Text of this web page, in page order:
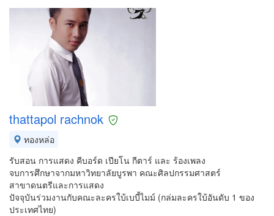
thattapol rachnok
ทองหล่อ
รับสอน การแสดง คีบอร์ด เปียโน กีตาร์ และ ร้องเพลง
จบการศึกษาจากมหาวิทยาลัยบูรพา คณะศิลปกรรมศาสตร์
สาขาดนตรีและการแสดง
ปัจจุบันร่วมงานกับคณะละครใบ้เบบี้ไมม์ (กล่มละครใบ้อันดับ 1 ของ
ประเทศไทย)